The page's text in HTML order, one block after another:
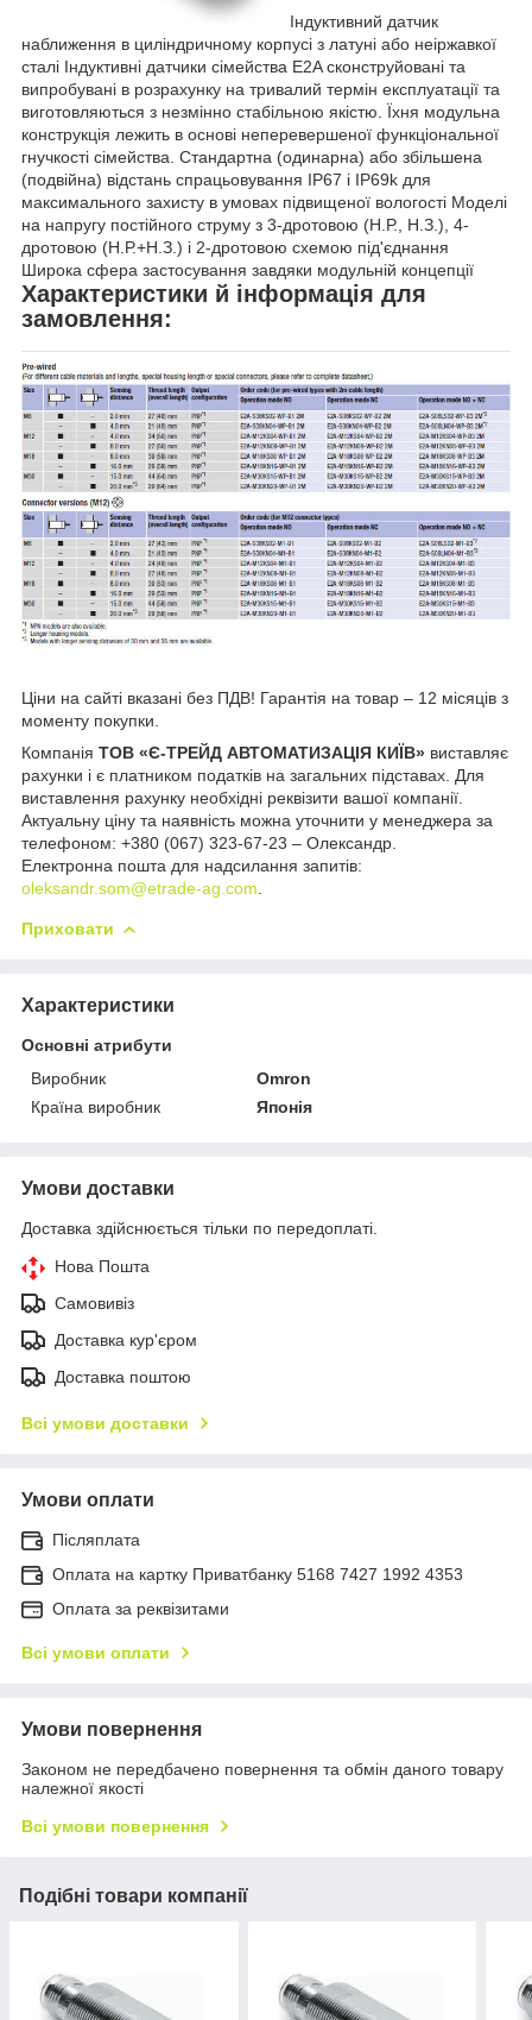
Індуктивний датчик
наближення в циліндричному корпусі з латуні або неіржавкої
сталі Індуктивні датчики сімейства E2A сконструйовані та
випробувані в розрахунку на тривалий термін експлуатації та
виготовляються з незмінно стабільною якістю. Їхня модульна
конструкція лежить в основі неперевершеної функціональної
гнучкості сімейства. Стандартна (одинарна) або збільшена
(подвійна) відстань спрацьовування IP67 і IP69k для
максимального захисту в умовах підвищеної вологості Моделі
на напругу постійного струму з 3-дротовою (Н.Р., Н.З.), 4-
дротовою (Н.Р.+Н.З.) і 2-дротовою схемою під'єднання
Широка сфера застосування завдяки модульній концепції
Характеристики й інформація для
замовлення:
Ціни на сайті вказані без ПДВ! Гарантія на товар – 12 місяців з
моменту покупки.
Компанія ТОВ «Є-ТРЕЙД АВТОМАТИЗАЦІЯ КИЇВ» виставляє
рахунки і є платником податків на загальних підставах. Для
виставлення рахунку необхідні реквізити вашої компанії.
Актуальну ціну та наявність можна уточнити у менеджера за
телефоном: +380 (067) 323-67-23 – Олександр.
Електронна пошта для надсилання запитів:
oleksandr.som@etrade-ag.com
Приховати
Характеристики
Основні атрибути
Виробник
Omron
Країна виробник
Японія
Умови доставки
Доставка здійснюється тільки по передоплаті.
Нова Пошта
Самовивіз
Доставка кур'єром
Доставка поштою
Всі умови доставки
Умови оплати
Післяплата
Оплата на картку Приватбанку 5168 7427 1992 4353
Оплата за реквізитами
Всі умови оплати
Умови повернення
Законом не передбачено повернення та обмін даного товару
належної якості
Всі умови повернення
Подібні товари компанії